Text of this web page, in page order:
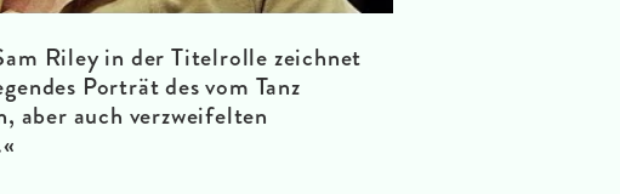
Riley in der Titelrolle zeichnet
Porträt des vom Tanz
aber auch verzweifelten